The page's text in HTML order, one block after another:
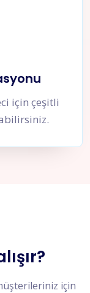
için çeşitli
için